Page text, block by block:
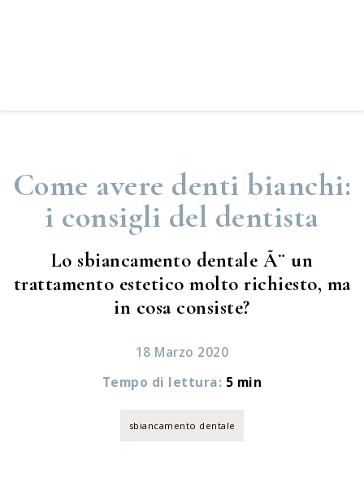
Come avere denti bianchi:
i consigli del dentista
Lo sbiancamento dentale Ã¨ un
trattamento estetico molto richiesto, ma
in cosa consiste?
18 Marzo 2020
Tempo di lettura: 5 min
sbiancamento dentale